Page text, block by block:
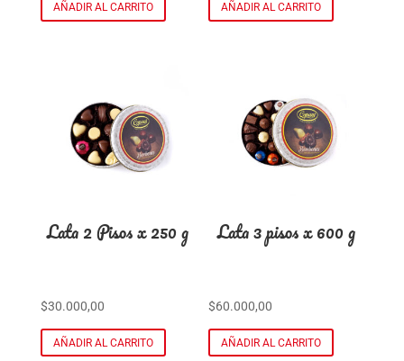
AÑADIR AL CARRITO AÑADIR AL CARRITO
Lata 2 Pisos x 250 g
$30.000,00
AÑADIR AL CARRITO
Lata 3 pisos x 600 g
$60.000,00
AÑADIR AL CARRITO